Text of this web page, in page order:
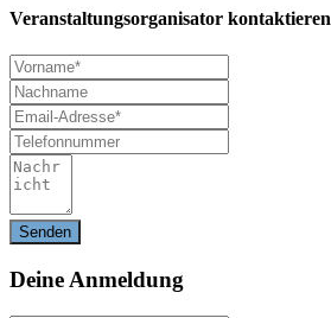
Veranstaltungsorganisator kontaktieren
Deine Anmeldung